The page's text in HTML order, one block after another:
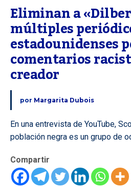
Eliminan a
múltiples
estadounidenses
comentarios
creador
por Margarita Dubois
En una entrevista de YouTube,
población negra es un grupo de
Compartir